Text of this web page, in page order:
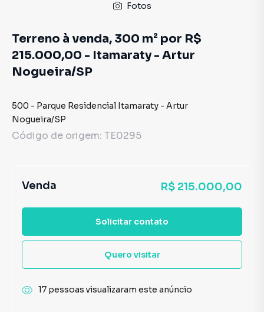
Fotos
Terreno à venda, 300 m² por R$
215.000,00 - Itamaraty - Artur
Nogueira/SP
500 - Parque Residencial Itamaraty - Artur
Nogueira/SP
Código de origem: TE0295
Venda R$ 215.000,00
Solicitar contato
Quero visitar
17 pessoas visualizaram este anúncio